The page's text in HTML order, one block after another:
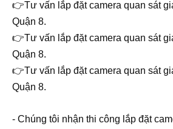
👉Tư vấn lắp đặt camera quan sát
Quận 8.
👉Tư vấn lắp đặt camera quan sát
Quận 8.
👉Tư vấn lắp đặt camera quan sát
Quận 8.
- Chúng tôi nhận thi công lắp đặt